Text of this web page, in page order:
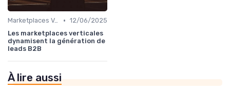
Marketplaces Verticales • 12/06/2025
Les marketplaces verticales
dynamisent la génération de
leads B2B
À lire aussi